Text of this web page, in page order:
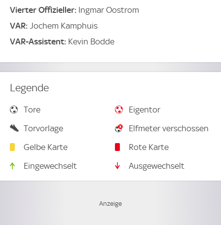
Vierter Offizieller: Ingmar Oostrom
VAR: Jochem Kamphuis
VAR-Assistent: Kevin Bodde
Legende
Tore
Eigentor
Torvorlage
Elfmeter verschossen
Gelbe Karte
Rote Karte
Eingewechselt
Ausgewechselt